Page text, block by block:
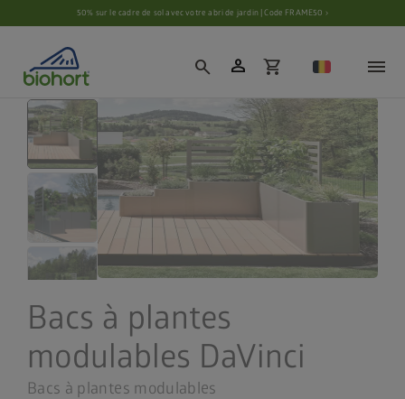
Paramètres des cookies50% sur le cadre de sol avec votre abri de jardin | Code FRAME50 ›
search person shopping_cart
Bacs à plantes
modulables DaVinci
Bacs à plantes modulables